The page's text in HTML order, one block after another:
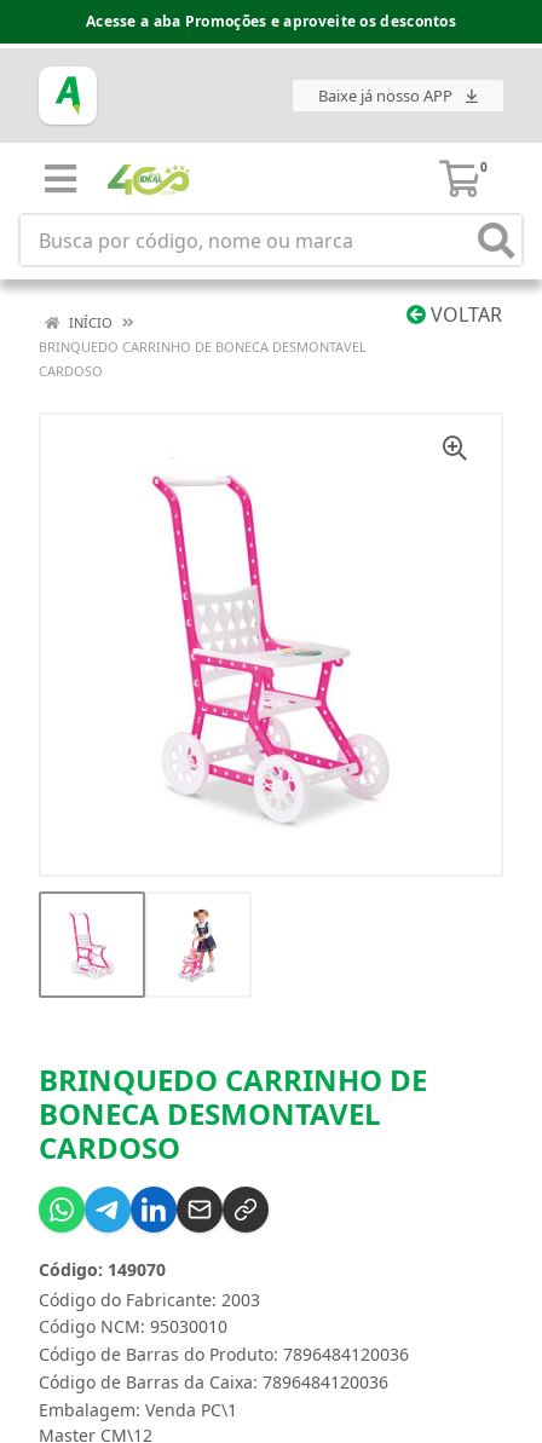
Acesse a aba Promoções e aproveite os descontos
Baixe já nosso APP
0
VOLTAR
INÍCIO
BRINQUEDO CARRINHO DE BONECA DESMONTAVEL
CARDOSO
BRINQUEDO CARRINHO DE
BONECA DESMONTAVEL
CARDOSO
Código do Fabricante: 2003
Código: 149070
Código NCM: 95030010
Código de Barras do Produto: 7896484120036
Código de Barras da Caixa: 7896484120036
Embalagem: Venda PC\1
Master CM\12